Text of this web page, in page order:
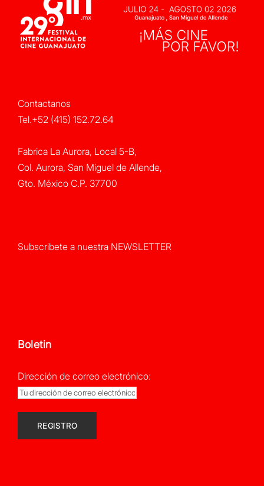
Contactanos
Tel.+52 (415) 152.72.64
Fabrica La Aurora, Local 5-B,
Col. Aurora, San Miguel de Allende,
Gto. México C.P. 37700
Subscribete a nuestra NEWSLETTER
Boletin
Dirección de correo electrónico: